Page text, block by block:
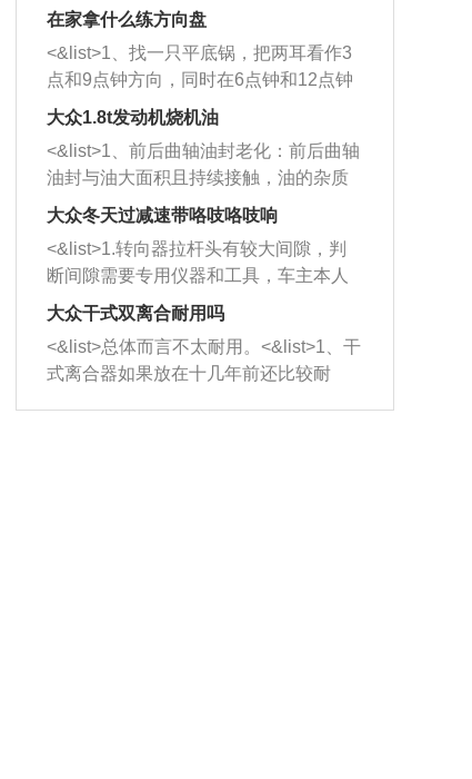
者是细棍，直接将杂物给取出来，如果
堵塞情况比较严重，也可以采取应急措
施。 <&list>2、直接利用木棍将所有的
杂物推到排气管里面的位置处，然后将
三元催化器拆解开，就可以将堵塞的东
西取出来。但如果是因为积碳过多引起
的堵塞，就需要将三元催化器泡在草酸
洗剂对堵塞的情况得到解决，将清洗剂
放在燃油箱中，与燃油混合后，车辆启
动时，就可以和汽油一起进入到燃烧
室，最后形成废气排出，就可以让三元
催化器得到清洗，排气管堵塞的情况就
能够得到解决。
在家拿什么练方向盘
<&list>1、找一只平底锅，把两耳看作3
点和9点钟方向，同时在6点钟和12点钟
方向做一个标记。 <&list>2、双手握住
一圈半的练习，往右同样也要打相同的
圈数。 <&list>3、最后强调要反复练
习，这样就可以形成肌肉记忆，在真实
驾驶车辆时，不需要记忆也能打好方
向。
大众1.8t发动机烧机油
<&list>1、前后曲轴油封老化：前后曲轴
油封与油大面积且持续接触，油的杂质
和发动机内持续温度变化使其密封效果
逐渐减弱，导致渗油或漏油。<&list>2、
活塞间隙过大：积碳会使活塞环与缸体
的间隙扩大，导致机油流入燃烧室中，
造成烧机油。<&list>3、机油粘度。使用
机油粘度过小的话，同样会有烧机油现
象，机油粘度过小具有很好的流动性，
大众冬天过减速带咯吱咯吱响
<&list>1.转向器拉杆头有较大间隙，判
断间隙需要专用仪器和工具，车主本人
无法制作，需要将车辆送到修理厂或4s
店；<&list>2.车辆半轴套管防尘罩破
裂，破裂后会出现漏油现象，使半轴磨
损严重，磨损的半轴容易损坏，产生异
响；<&list>3.稳定器的转向胶套和球头
大众干式双离合耐用吗
<&list>总体而言不太耐用。<&list>1、干
式离合器如果放在十几年前还比较耐